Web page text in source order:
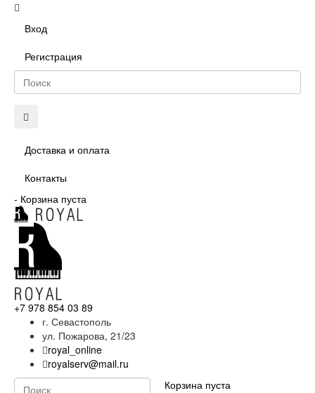
Вход
Регистрация
Доставка и оплата
Контакты
- Корзина пуста
+7 978 854 03 89
г. Севастополь
ул. Пожарова, 21/23
royal_online
royalserv@mail.ru
Корзина пуста